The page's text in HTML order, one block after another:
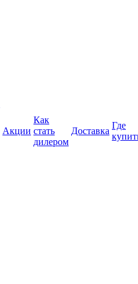
Акции
Как
стать
дилером
Доставка
Где